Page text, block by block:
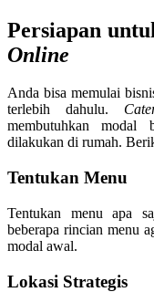
Persiapan
Online
Anda bisa memulai
terlebih dahulu.
membutuhkan modal
dilakukan di rumah.
Tentukan Menu
Tentukan menu apa
beberapa rincian menu
modal awal.
Lokasi Strategis